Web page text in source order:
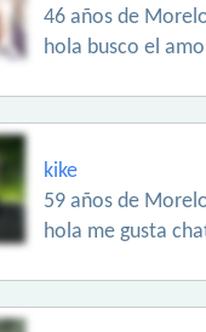
46 años de
hola busco el
kike
59 años de
hola me gusta